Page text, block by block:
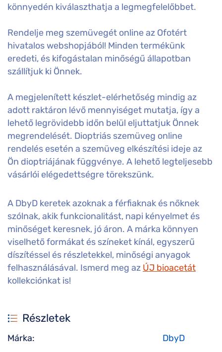
könnyedén kiválaszthatja a legmegfelelőbbet.
Rendelje meg szemüvegét online az Ofotért
hivatalos webshopjából! Minden termékünk
eredeti, és kifogástalan minőségű állapotban
szállítjuk ki Önnek.
A megjelenített készlet-elérhetőség mindig az
adott raktáron lévő mennyiséget mutatja, így a
lehető legrövidebb időn belül eljuttatjuk Önnek
megrendelését. Dioptriás szemüveg online
rendelés esetén a szemüveg elkészítési ideje az
Ön dioptriájának függvénye. A lehető legteljesebb
vásárlói elégedettségre törekszünk.
A DbyD keretek azoknak a férfiaknak és nőknek
szólnak, akik funkcionalitást, napi kényelmet és
minőséget keresnek, jó áron. A márka könnyen
viselhető formákat és színeket kínál, egyszerű
díszítéssel és részletekkel, minőségi anyagok
felhasználásával. Ismerd meg az ÚJ bioacetát
kollekciónkat is!
Részletek
Márka:
DbyD